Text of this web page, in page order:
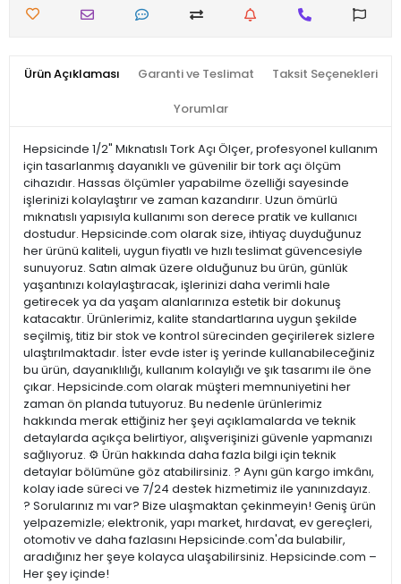
Ürün Açıklaması Garanti ve Teslimat Taksit Seçenekleri
Yorumlar
Hepsicinde 1/2" Mıknatıslı Tork Açı Ölçer, profesyonel kullanım
için tasarlanmış dayanıklı ve güvenilir bir tork açı ölçüm
cihazıdır. Hassas ölçümler yapabilme özelliği sayesinde
işlerinizi kolaylaştırır ve zaman kazandırır. Uzun ömürlü
mıknatıslı yapısıyla kullanımı son derece pratik ve kullanıcı
dostudur. Hepsicinde.com olarak size, ihtiyaç duyduğunuz
her ürünü kaliteli, uygun fiyatlı ve hızlı teslimat güvencesiyle
sunuyoruz. Satın almak üzere olduğunuz bu ürün, günlük
yaşantınızı kolaylaştıracak, işlerinizi daha verimli hale
getirecek ya da yaşam alanlarınıza estetik bir dokunuş
katacaktır. Ürünlerimiz, kalite standartlarına uygun şekilde
seçilmiş, titiz bir stok ve kontrol sürecinden geçirilerek sizlere
ulaştırılmaktadır. İster evde ister iş yerinde kullanabileceğiniz
bu ürün, dayanıklılığı, kullanım kolaylığı ve şık tasarımı ile öne
çıkar. Hepsicinde.com olarak müşteri memnuniyetini her
zaman ön planda tutuyoruz. Bu nedenle ürünlerimiz
hakkında merak ettiğiniz her şeyi açıklamalarda ve teknik
detaylarda açıkça belirtiyor, alışverişinizi güvenle yapmanızı
sağlıyoruz. ⚙️ Ürün hakkında daha fazla bilgi için teknik
detaylar bölümüne göz atabilirsiniz. ? Aynı gün kargo imkânı,
kolay iade süreci ve 7/24 destek hizmetimiz ile yanınızdayız.
? Sorularınız mı var? Bize ulaşmaktan çekinmeyin! Geniş ürün
yelpazemizle; elektronik, yapı market, hırdavat, ev gereçleri,
otomotiv ve daha fazlasını Hepsicinde.com'da bulabilir,
aradığınız her şeye kolayca ulaşabilirsiniz. Hepsicinde.com –
Her şey içinde!